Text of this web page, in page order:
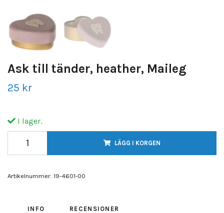
Ask till tänder, heather, Maileg
25 kr
I lager.
LÄGG I KORGEN
Artikelnummer: 19-4601-00
INFO RECENSIONER